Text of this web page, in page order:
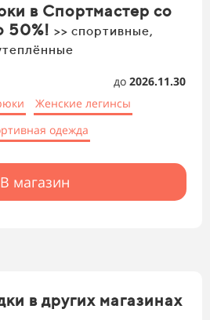
в Спортмастер со
50%! >> спортивные,
до 2026.11.30
Женские легинсы
одежда
В магазин
в других магазинах